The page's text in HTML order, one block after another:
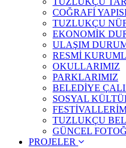
COĞRAFİ
TUZLUKÇU
EKONOMİK
ULAŞIM
RESMİ
OKULLARIMIZ
PARKLARIMIZ
BELEDİYE
SOSYAL
TUZLUKÇU
GÜNCEL
PROJELER